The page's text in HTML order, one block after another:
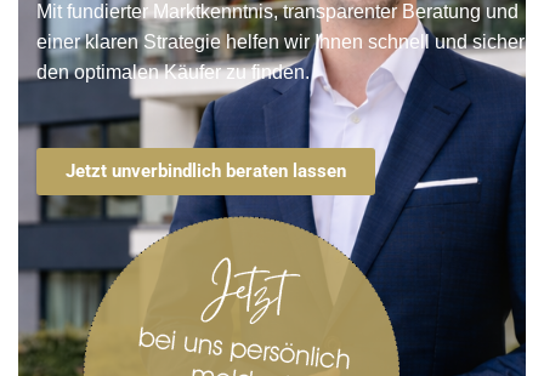
Mit fundierter Marktkenntnis, transparenter Beratung und
einer klaren Strategie helfen wir Ihnen schnell und sicher
den optimalen Käufer zu finden.
Jetzt unverbindlich beraten lassen